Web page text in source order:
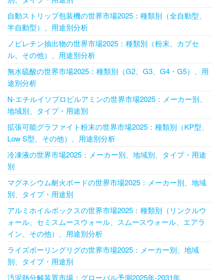
自動ストリップ包装機の世界市場2025：種類別（全自動型、
半自動型）、用途別分析
ノビレチン抽出物の世界市場2025：種類別（粉末、カプセ
ル、その他）、用途別分析
無水硫酸の世界市場2025：種類別（G2、G3、G4・G5）、用
途別分析
N-エチルイソプロピルアミンの世界市場2025：メーカー別、
地域別、タイプ・用途別
拡張可能グラファイト粉末の世界市場2025：種類別（KP型、
Low S型、その他）、用途別分析
冷凍液の世界市場2025：メーカー別、地域別、タイプ・用途
別
マグネシウム耐火ボードの世界市場2025：メーカー別、地域
別、タイプ・用途別
アルミホイルボックスの世界市場2025：種類別（リンクルウ
ォール、セミスムースウォール、スムースウォール、エアラ
イン、その他）、用途別分析
ライズボーリングリグの世界市場2025：メーカー別、地域
別、タイプ・用途別
汚泥熱分解装置市場：グローバル予測2025年-2031年